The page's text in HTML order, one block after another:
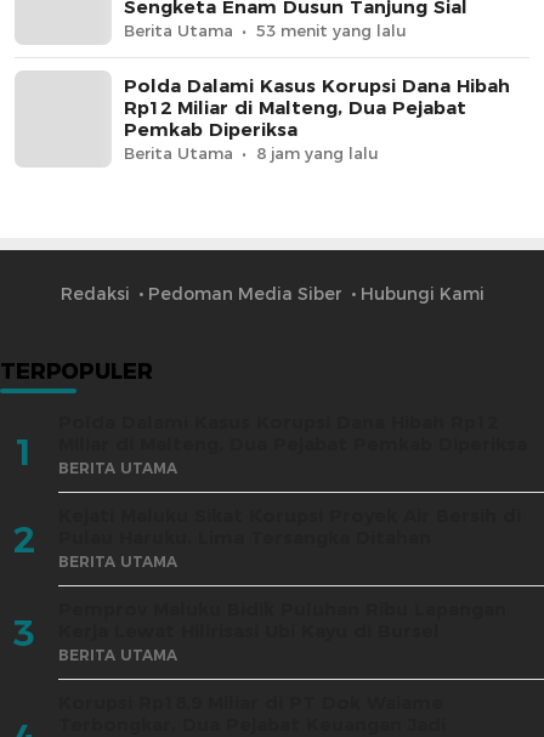
Sengketa Enam Dusun Tanjung Sial
Berita Utama 53 menit yang lalu
Polda Dalami Kasus Korupsi Dana Hibah
Rp12 Miliar di Malteng, Dua Pejabat
Pemkab Diperiksa
Berita Utama 8 jam yang lalu
Redaksi Pedoman Media Siber Hubungi Kami
TERPOPULER
1 BERITA UTAMA
2 BERITA UTAMA
3 BERITA UTAMA